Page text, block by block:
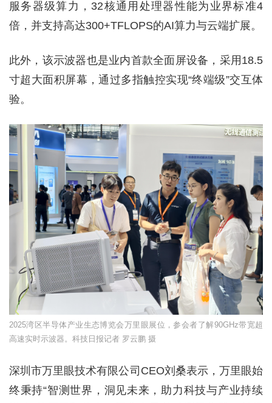
服务器级算力，32核通用处理器性能为业界标准4
倍，并支持高达300+TFLOPS的AI算力与云端扩展。
此外，该示波器也是业内首款全面屏设备，采用18.5
寸超大面积屏幕，通过多指触控实现“终端级”交互体
验。
2025湾区半导体产业生态博览会万里眼展位，参会者了解90GHz带宽超
高速实时示波器。科技日报记者 罗云鹏 摄
深圳市万里眼技术有限公司CEO刘桑表示，万里眼始
终秉持“智测世界，洞见未来，助力科技与产业持续